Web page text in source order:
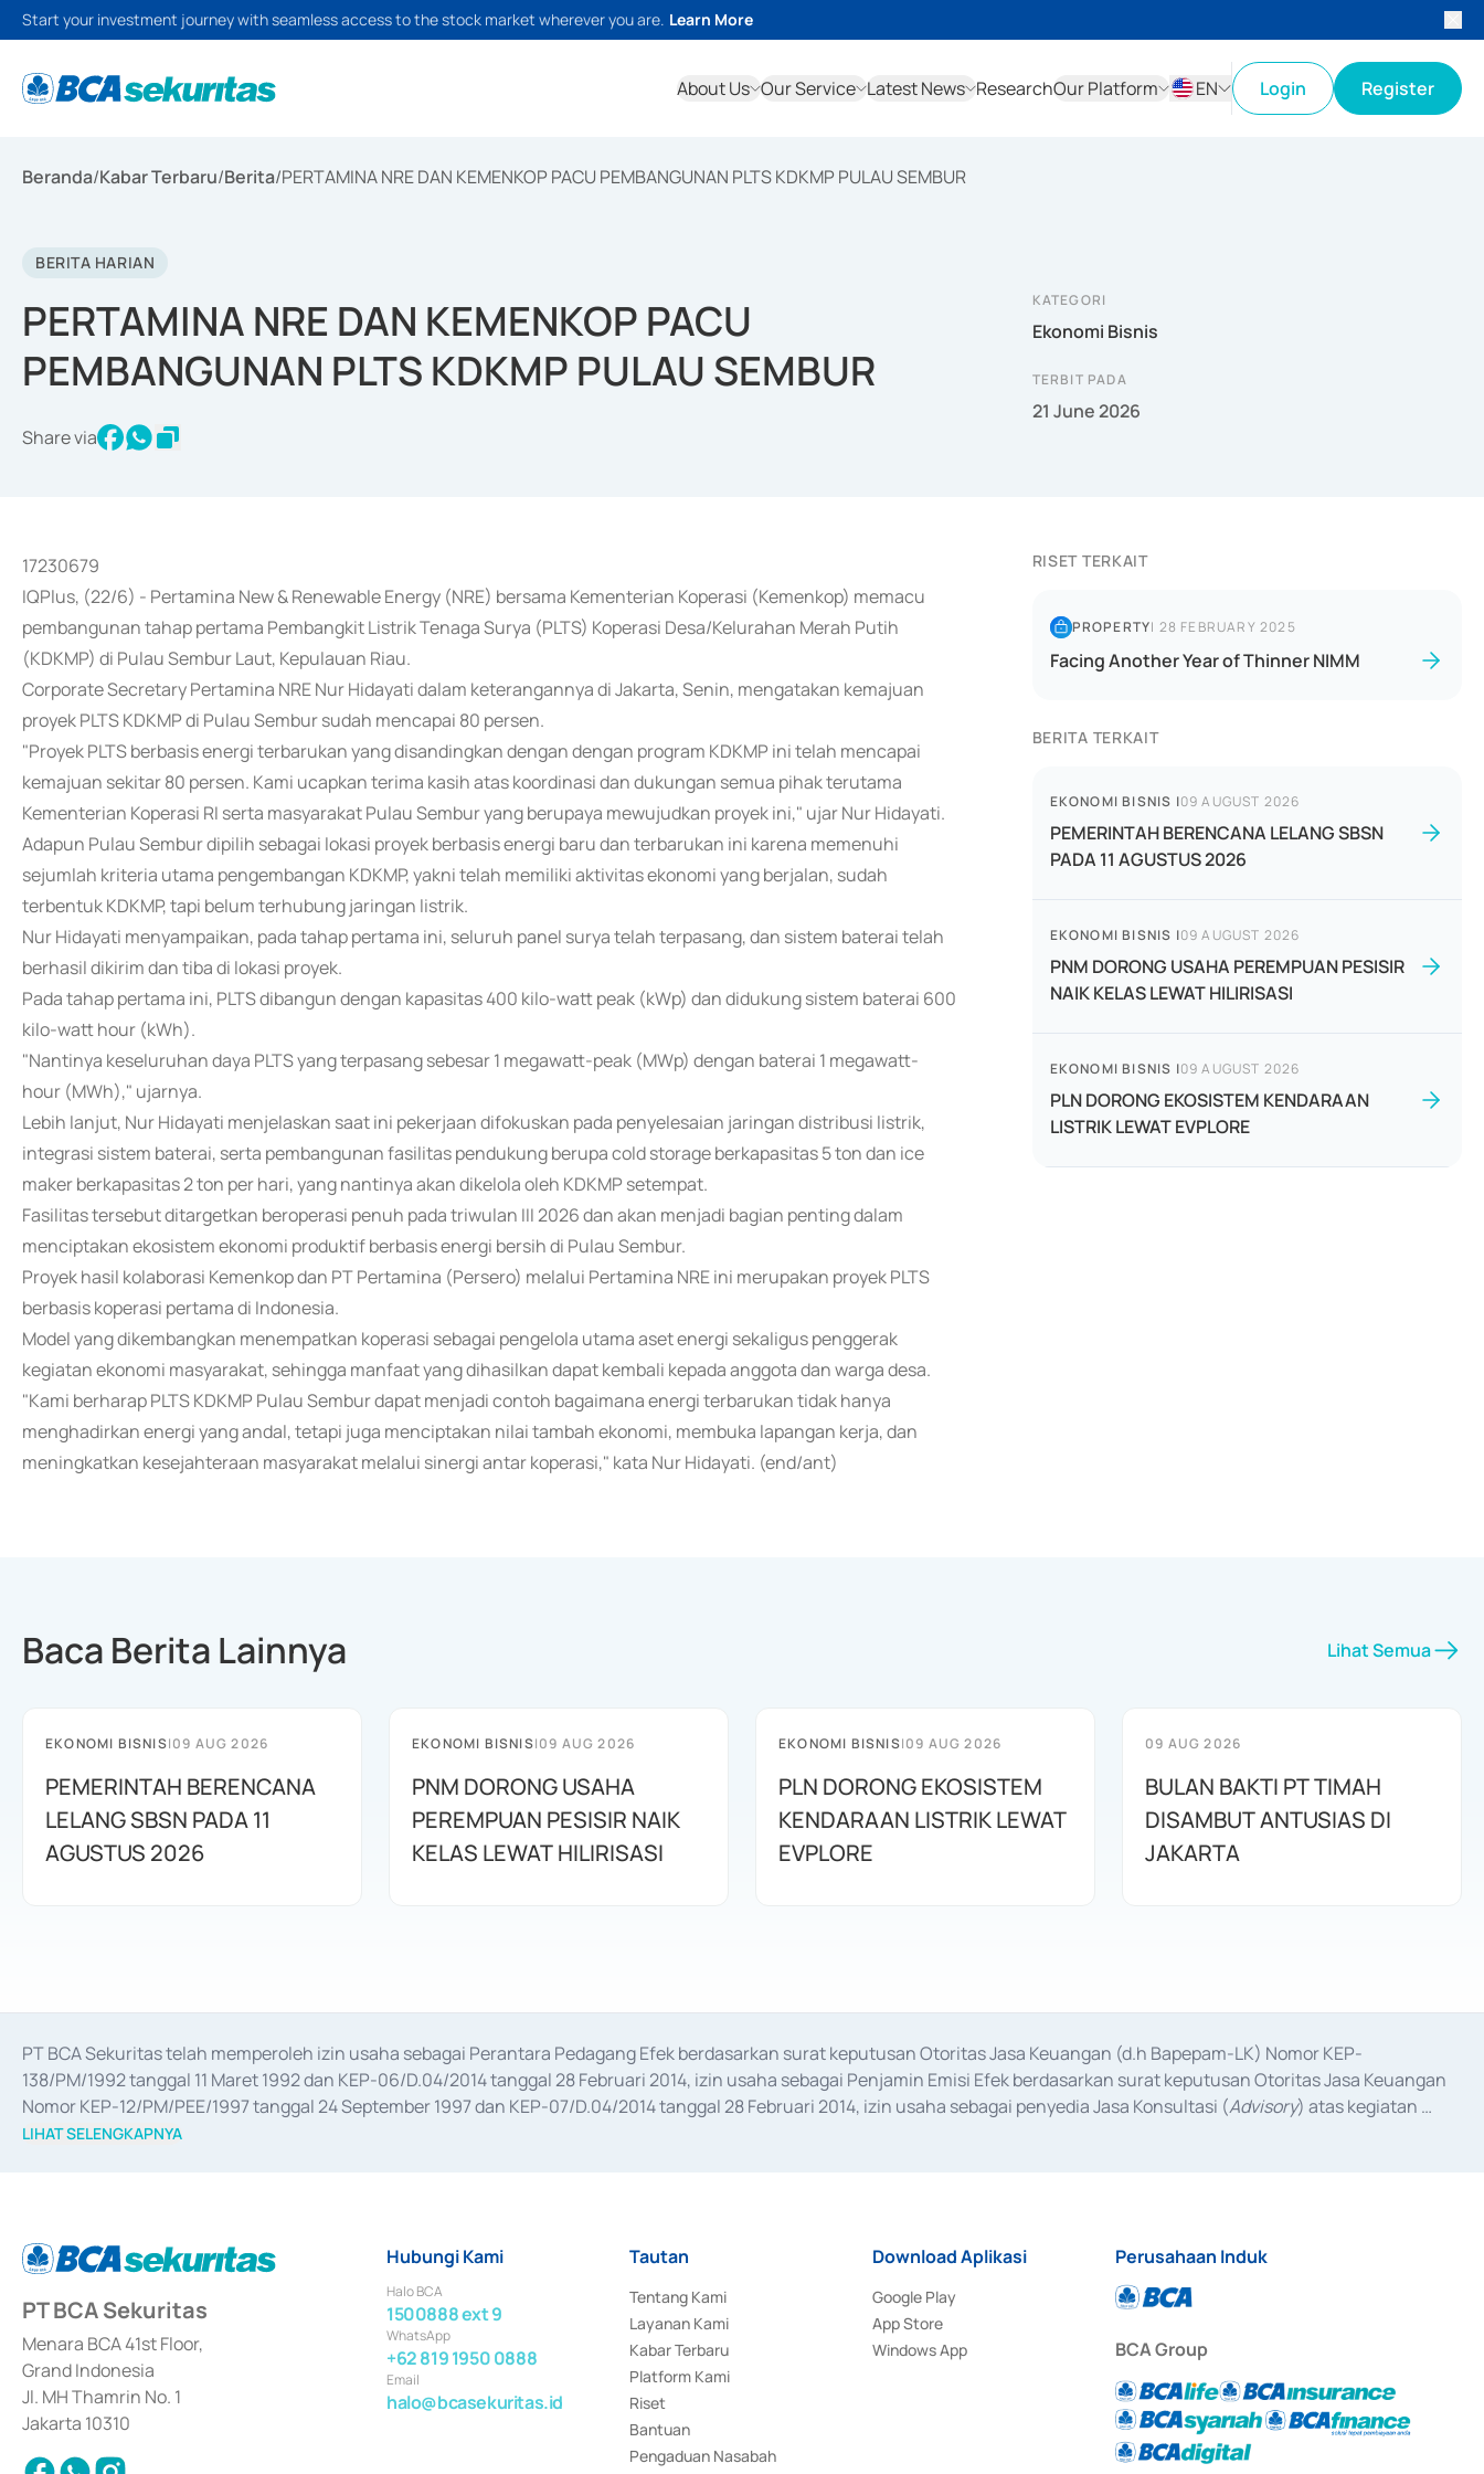
Start your investment journey with seamless access to the stock market wherever you are. Learn More
About Us Our Service Latest News ResearchOur Platform
EN
Login Register
Beranda/Kabar Terbaru/Berita/PERTAMINA NRE DAN KEMENKOP PACU PEMBANGUNAN PLTS KDKMP PULAU SEMBUR
BERITA HARIAN
PERTAMINA NRE DAN KEMENKOP PACU
PEMBANGUNAN PLTS KDKMP PULAU SEMBUR
Share via
KATEGORI
Ekonomi Bisnis
TERBIT PADA
21 June 2026
17230679
IQPlus, (22/6) - Pertamina New & Renewable Energy (NRE) bersama Kementerian Koperasi (Kemenkop) memacu
pembangunan tahap pertama Pembangkit Listrik Tenaga Surya (PLTS) Koperasi Desa/Kelurahan Merah Putih
(KDKMP) di Pulau Sembur Laut, Kepulauan Riau.
Corporate Secretary Pertamina NRE Nur Hidayati dalam keterangannya di Jakarta, Senin, mengatakan kemajuan
proyek PLTS KDKMP di Pulau Sembur sudah mencapai 80 persen.
"Proyek PLTS berbasis energi terbarukan yang disandingkan dengan dengan program KDKMP ini telah mencapai
kemajuan sekitar 80 persen. Kami ucapkan terima kasih atas koordinasi dan dukungan semua pihak terutama
Kementerian Koperasi RI serta masyarakat Pulau Sembur yang berupaya mewujudkan proyek ini," ujar Nur Hidayati.
Adapun Pulau Sembur dipilih sebagai lokasi proyek berbasis energi baru dan terbarukan ini karena memenuhi
sejumlah kriteria utama pengembangan KDKMP, yakni telah memiliki aktivitas ekonomi yang berjalan, sudah
terbentuk KDKMP, tapi belum terhubung jaringan listrik.
Nur Hidayati menyampaikan, pada tahap pertama ini, seluruh panel surya telah terpasang, dan sistem baterai telah
berhasil dikirim dan tiba di lokasi proyek.
Pada tahap pertama ini, PLTS dibangun dengan kapasitas 400 kilo-watt peak (kWp) dan didukung sistem baterai 600
kilo-watt hour (kWh).
"Nantinya keseluruhan daya PLTS yang terpasang sebesar 1 megawatt-peak (MWp) dengan baterai 1 megawatt-
hour (MWh)," ujarnya.
Lebih lanjut, Nur Hidayati menjelaskan saat ini pekerjaan difokuskan pada penyelesaian jaringan distribusi listrik,
integrasi sistem baterai, serta pembangunan fasilitas pendukung berupa cold storage berkapasitas 5 ton dan ice
maker berkapasitas 2 ton per hari, yang nantinya akan dikelola oleh KDKMP setempat.
Fasilitas tersebut ditargetkan beroperasi penuh pada triwulan III 2026 dan akan menjadi bagian penting dalam
menciptakan ekosistem ekonomi produktif berbasis energi bersih di Pulau Sembur.
Proyek hasil kolaborasi Kemenkop dan PT Pertamina (Persero) melalui Pertamina NRE ini merupakan proyek PLTS
berbasis koperasi pertama di Indonesia.
Model yang dikembangkan menempatkan koperasi sebagai pengelola utama aset energi sekaligus penggerak
kegiatan ekonomi masyarakat, sehingga manfaat yang dihasilkan dapat kembali kepada anggota dan warga desa.
"Kami berharap PLTS KDKMP Pulau Sembur dapat menjadi contoh bagaimana energi terbarukan tidak hanya
menghadirkan energi yang andal, tetapi juga menciptakan nilai tambah ekonomi, membuka lapangan kerja, dan
meningkatkan kesejahteraan masyarakat melalui sinergi antar koperasi," kata Nur Hidayati. (end/ant)
RISET TERKAIT
PROPERTY| 28 FEBRUARY 2025
Facing Another Year of Thinner NIMM
BERITA TERKAIT
EKONOMI BISNIS |09 AUGUST 2026
PEMERINTAH BERENCANA LELANG SBSN
PADA 11 AGUSTUS 2026
EKONOMI BISNIS |09 AUGUST 2026
PNM DORONG USAHA PEREMPUAN PESISIR
NAIK KELAS LEWAT HILIRISASI
EKONOMI BISNIS |09 AUGUST 2026
PLN DORONG EKOSISTEM KENDARAAN
LISTRIK LEWAT EVPLORE
Baca Berita Lainnya Lihat Semua
EKONOMI BISNIS|09 AUG 2026
PEMERINTAH BERENCANA
LELANG SBSN PADA 11
AGUSTUS 2026
EKONOMI BISNIS|09 AUG 2026
PNM DORONG USAHA
PEREMPUAN PESISIR NAIK
KELAS LEWAT HILIRISASI
EKONOMI BISNIS|09 AUG 2026
PLN DORONG EKOSISTEM
KENDARAAN LISTRIK LEWAT
EVPLORE
09 AUG 2026
BULAN BAKTI PT TIMAH
DISAMBUT ANTUSIAS DI
JAKARTA
PT BCA Sekuritas telah memperoleh izin usaha sebagai Perantara Pedagang Efek berdasarkan surat keputusan Otoritas Jasa Keuangan (d.h Bapepam-LK) Nomor KEP-
138/PM/1992 tanggal 11 Maret 1992 dan KEP-06/D.04/2014 tanggal 28 Februari 2014, izin usaha sebagai Penjamin Emisi Efek berdasarkan surat keputusan Otoritas Jasa Keuangan
Nomor KEP-12/PM/PEE/1997 tanggal 24 September 1997 dan KEP-07/D.04/2014 tanggal 28 Februari 2014, izin usaha sebagai penyedia Jasa Konsultasi (Advisory) atas kegiatan
merger, akuisisi, divestasi, dan
LIHAT SELENGKAPNYA
PT BCA Sekuritas
Menara BCA 41st Floor,
Grand Indonesia
Jl. MH Thamrin No. 1
Jakarta 10310
Hubungi Kami
Halo BCA
1500888 ext 9
WhatsApp
+62 819 1950 0888
Email
halo@bcasekuritas.id
Tautan
Tentang Kami
Layanan Kami
Kabar Terbaru
Platform Kami
Riset
Bantuan
Pengaduan Nasabah
Download Aplikasi
Google Play
App Store
Windows App
Perusahaan Induk
BCA Group